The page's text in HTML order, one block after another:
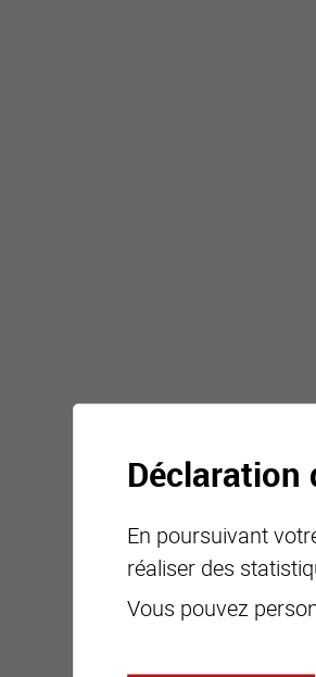
Déclaration
En poursuivant
réaliser des
Vous pouvez